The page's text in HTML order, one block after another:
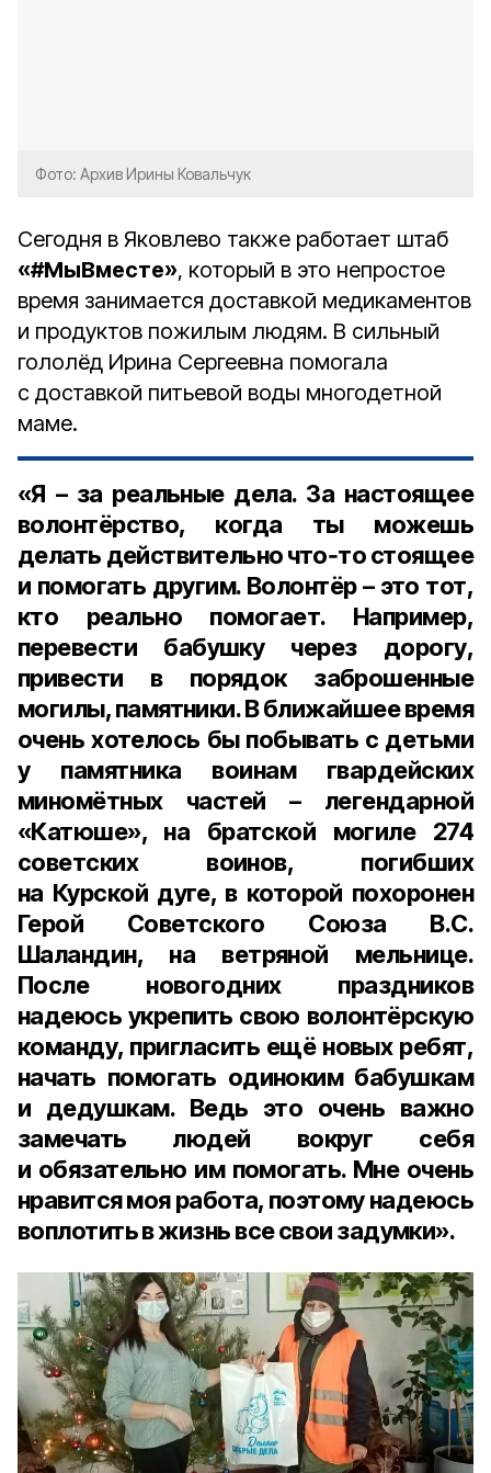
Фото: Архив Ирины Ковальчук
Сегодня в Яковлево также работает штаб
«#МыВместе», который в это непростое
время занимается доставкой медикаментов
и продуктов пожилым людям. В сильный
гололёд Ирина Сергеевна помогала
с доставкой питьевой воды многодетной
маме.
«Я – за реальные дела. За настоящее
волонтёрство, когда ты можешь
делать действительно что‑то стоящее
и помогать другим. Волонтёр – это тот,
кто реально помогает. Например,
перевести бабушку через дорогу,
привести в порядок заброшенные
могилы, памятники. В ближайшее время
очень хотелось бы побывать с детьми
у памятника воинам гвардейских
миномётных частей – легендарной
«Катюше», на братской могиле 274
советских воинов, погибших
на Курской дуге, в которой похоронен
Герой Советского Союза В.С.
Шаландин, на ветряной мельнице.
После новогодних праздников
надеюсь укрепить свою волонтёрскую
команду, пригласить ещё новых ребят,
начать помогать одиноким бабушкам
и дедушкам. Ведь это очень важно
замечать людей вокруг себя
и обязательно им помогать. Мне очень
нравится моя работа, поэтому надеюсь
воплотить в жизнь все свои задумки».